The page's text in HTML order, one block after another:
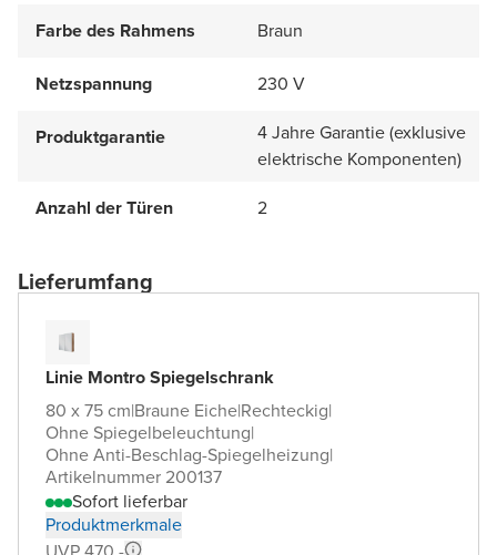
Farbe des Rahmens Braun
Netzspannung 230 V
Produktgarantie
4 Jahre Garantie (exklusive
elektrische Komponenten)
Anzahl der Türen
2
Lieferumfang
Linie Montro Spiegelschrank
80 x 75 cm|Braune Eiche|Rechteckig|
Ohne Spiegelbeleuchtung|
Ohne Anti-Beschlag-Spiegelheizung|
Artikelnummer 200137
Sofort lieferbar
Produktmerkmale